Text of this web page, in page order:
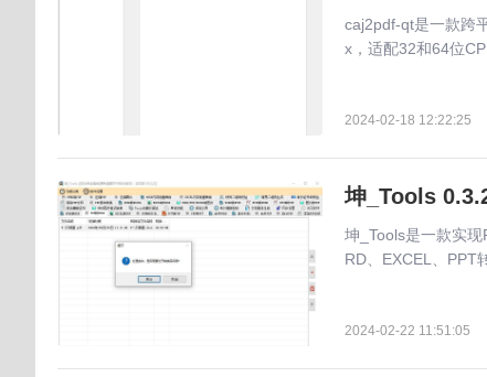
caj2pdf-qt是一款跨
x，适配32和64位
2024-02-18 12:22:25
坤_Tools
坤_Tools是一款实
RD、EXCEL、PPT
2024-02-22 11:51:05